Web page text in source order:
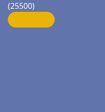
(25500)